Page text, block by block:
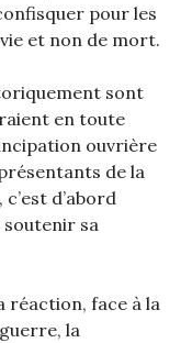
pour les
et non de mort.
sont
en toute
ouvrière
de la
d’abord
sa
réaction, face à la
la